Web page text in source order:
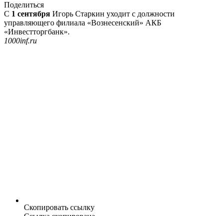
Поделиться
С 1 сентября Игорь Старкин уходит с должности
управляющего филиала «Вознесенский» АКБ
«Инвестторгбанк».
1000inf.ru
Скопировать ссылку